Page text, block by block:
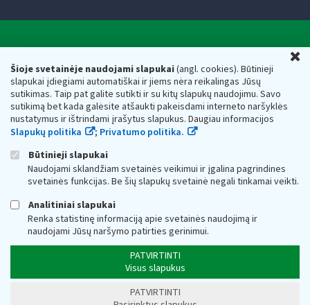
Šioje svetainėje naudojami slapukai(angl. cookies). Būtinieji
slapukai įdiegiami automatiškai ir jiems nėra reikalingas Jūsų
sutikimas. Taip pat galite sutikti ir su kitų slapukų naudojimu. Savo
sutikimą bet kada galėsite atšaukti pakeisdami interneto naršyklės
nustatymus ir ištrindami įrašytus slapukus. Daugiau informacijos
Slapukų politika
; Privatumo politika.
Būtinieji slapukai
Naudojami sklandžiam svetainės veikimui ir įgalina pagrindines
svetainės funkcijas. Be šių slapukų svetainė negali tinkamai veikti.
Analitiniai slapukai
Renka statistinę informaciją apie svetainės naudojimą ir
naudojami Jūsų naršymo patirties gerinimui.
PATVIRTINTI
Visus slapukus
PATVIRTINTI
Respublikos finansų ministerijos
Biudžetinė įstaiga. Juridinio asmens kodas — 188659752,
adresas: Vasario 16-osios g. 14, 01107 Vilnius, Lietuva, el.paštas:
vmi@vmi.lt, E. pristatymo dėžutės adresas 188659752
Duomenys apie Valstybinę mokesčių inspekciją prie Lietuvos
Respublikos finansų ministerijos kaupiami ir saugomi Juridinių